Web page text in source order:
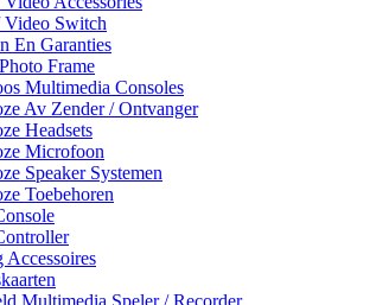
Switch
En Garanties
Frame
Multimedia Consoles
Av Zender / Ontvanger
Headsets
Microfoon
Speaker Systemen
Toebehoren
Accessoires
Multimedia Speler / Recorder